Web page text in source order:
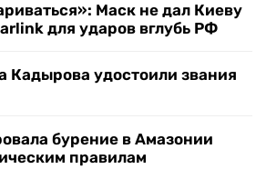
Маск не дал Киеву
для ударов вглубь РФ
Кадырова удостоили звания
бурение в Амазонии
правилам